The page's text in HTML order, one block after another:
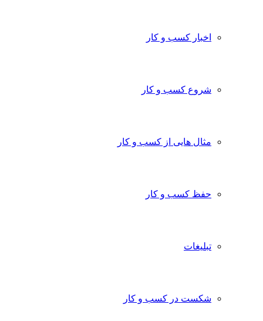
اخبار کسب و کار
شروع کسب و کار
مثال هایی از کسب و کار
حفظ کسب و کار
تبلیغات
شکست در کسب و کار